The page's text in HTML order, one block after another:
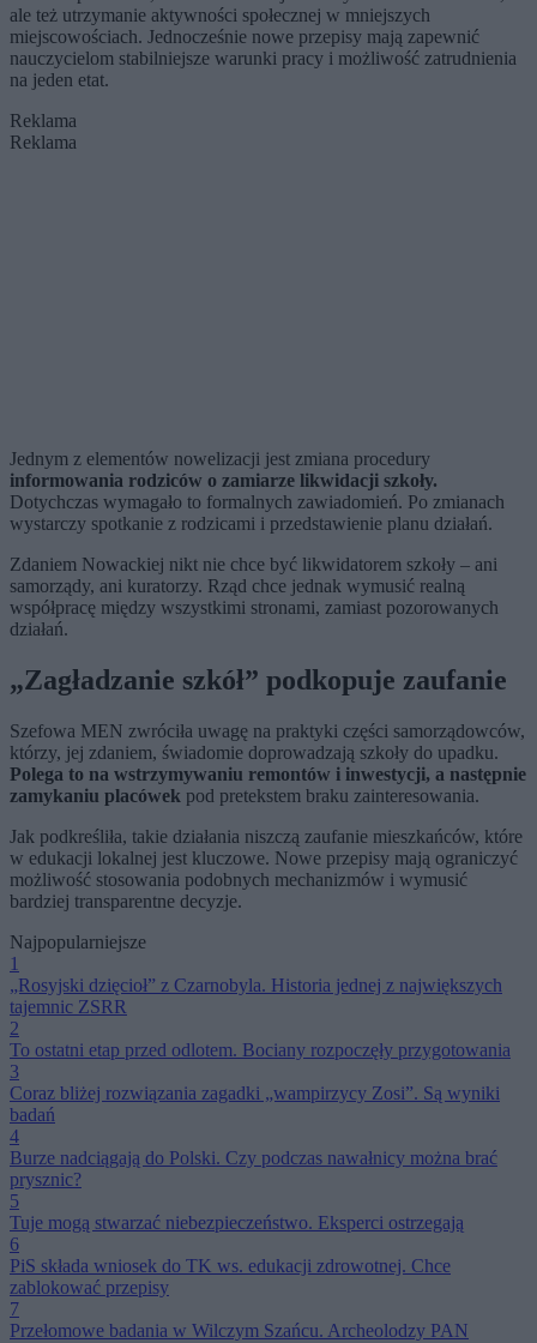
ale też utrzymanie aktywności społecznej w mniejszych
miejscowościach. Jednocześnie nowe przepisy mają zapewnić
nauczycielom stabilniejsze warunki pracy i możliwość zatrudnienia
na jeden etat.
Reklama
Reklama
Jednym z elementów nowelizacji jest zmiana procedury
informowania rodziców o zamiarze likwidacji szkoły.
Dotychczas wymagało to formalnych zawiadomień. Po zmianach
wystarczy spotkanie z rodzicami i przedstawienie planu działań.
Zdaniem Nowackiej nikt nie chce być likwidatorem szkoły – ani
samorządy, ani kuratorzy. Rząd chce jednak wymusić realną
współpracę między wszystkimi stronami, zamiast pozorowanych
działań.
„Zagładzanie szkół” podkopuje zaufanie
Szefowa MEN zwróciła uwagę na praktyki części samorządowców,
którzy, jej zdaniem, świadomie doprowadzają szkoły do upadku.
Polega to na wstrzymywaniu remontów i inwestycji, a następnie
zamykaniu placówek pod pretekstem braku zainteresowania.
Jak podkreśliła, takie działania niszczą zaufanie mieszkańców, które
w edukacji lokalnej jest kluczowe. Nowe przepisy mają ograniczyć
możliwość stosowania podobnych mechanizmów i wymusić
bardziej transparentne decyzje.
Najpopularniejsze
1
„Rosyjski dzięcioł” z Czarnobyla. Historia jednej z największych
tajemnic ZSRR
2
To ostatni etap przed odlotem. Bociany rozpoczęły przygotowania
3
Coraz bliżej rozwiązania zagadki „wampirzycy Zosi”. Są wyniki
badań
4
Burze nadciągają do Polski. Czy podczas nawałnicy można brać
prysznic?
5
Tuje mogą stwarzać niebezpieczeństwo. Eksperci ostrzegają
6
PiS składa wniosek do TK ws. edukacji zdrowotnej. Chce
zablokować przepisy
7
Przełomowe badania w Wilczym Szańcu. Archeolodzy PAN